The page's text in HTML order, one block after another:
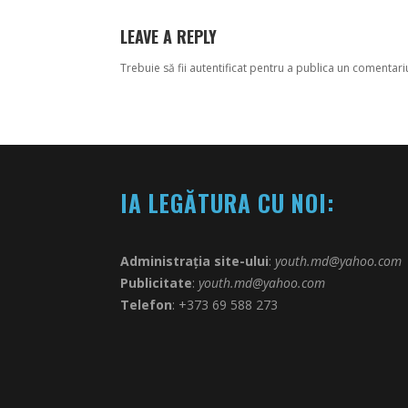
LEAVE A REPLY
Trebuie să fii autentificat pentru a publica un
IA LEGĂTURA CU NOI:
Administrația site-ului: youth.md@yahoo.com
Publicitate: youth.md@yahoo.com
Telefon: +373 69 588 273